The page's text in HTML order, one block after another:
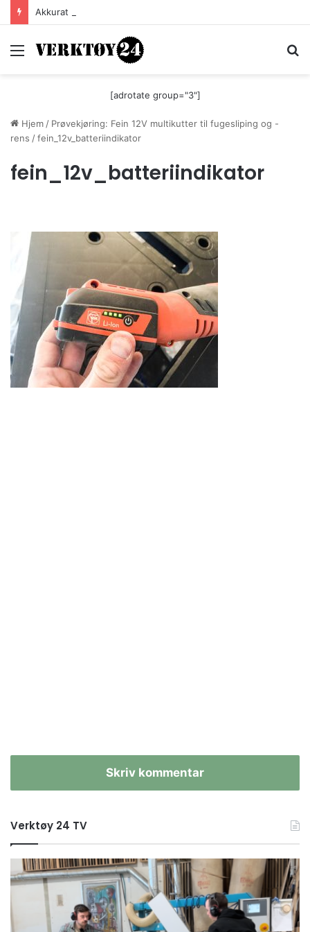
Akkurat nå er batteri-bordsaga til Festool billigere
Meny
[adrotate group="3"]
Hjem / Prøvekjøring: Fein 12V multikutter til fugesliping og -
rens /fein_12v_batteriindikator
fein_12v_batteriindikator
Skriv kommentar
Verktøy 24 TV